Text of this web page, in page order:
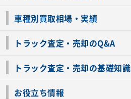
車種別買取相場・実績
トラック査定・売却のQ&A
トラック査定・売却の基礎知識
お役立ち情報